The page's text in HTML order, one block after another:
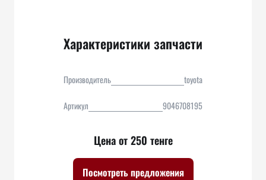
Характеристики запчасти
Производитель toyota
Артикул 9046708195
Цена от 250 тенге
Посмотреть предложения